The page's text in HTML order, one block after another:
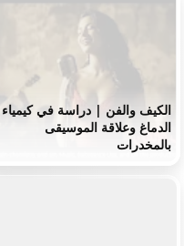
الكيف والفن | دراسة في كيمياء
الدماغ وعلاقة الموسيقى
بالمخدرات